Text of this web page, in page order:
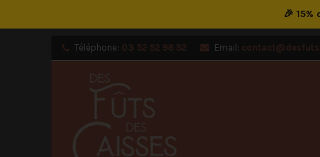
🎉 15%
Téléphone: 03 52 52 96 52 Email: